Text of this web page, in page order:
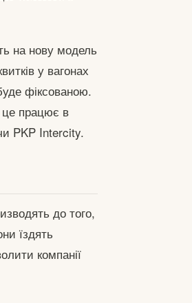
на нову модель
у вагонах
фіксованою.
це працює в
PKP Intercity.
до того,
їздять
компанії